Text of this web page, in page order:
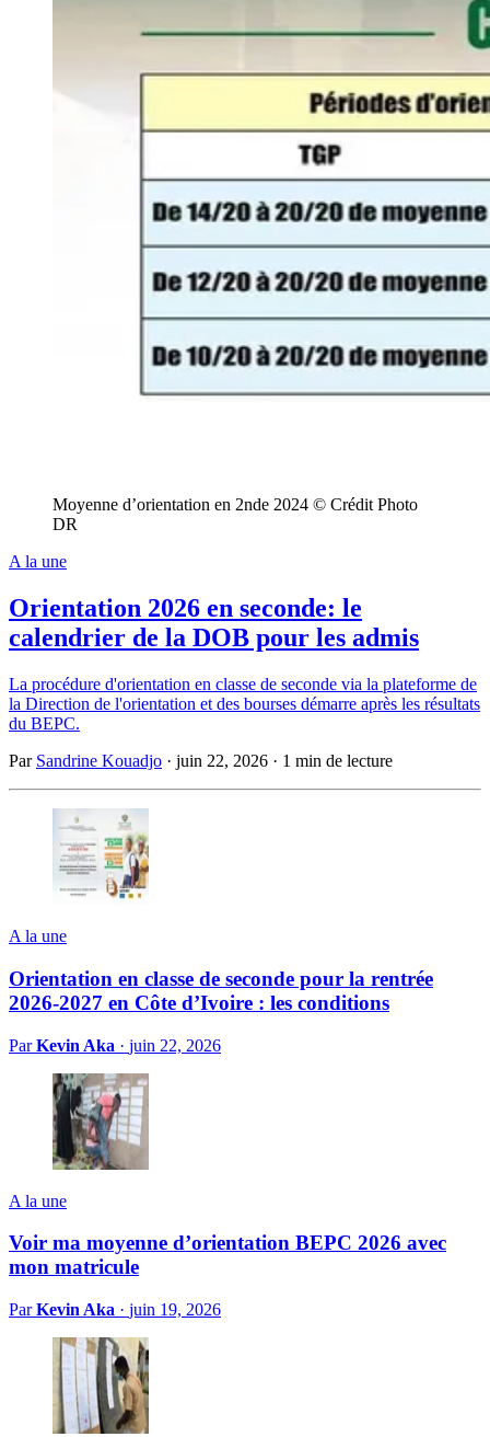
Moyenne d’orientation en 2nde 2024 © Crédit Photo
DR
A la une
Orientation 2026 en seconde: le
calendrier de la DOB pour les admis
La procédure d'orientation en classe de seconde via la plateforme de
la Direction de l'orientation et des bourses démarre après les résultats
du BEPC.
Par Sandrine Kouadjo · juin 22, 2026 · 1 min de lecture
A la une
Orientation en classe de seconde pour la rentrée
2026-2027 en Côte d’Ivoire : les conditions
ParKevin Aka · juin 22, 2026
A la une
Voir ma moyenne d’orientation BEPC 2026 avec
mon matricule
ParKevin Aka · juin 19, 2026